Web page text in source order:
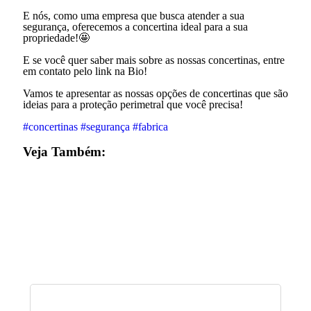
E nós, como uma empresa que busca atender a sua
segurança, oferecemos a concertina ideal para a sua
propriedade!🤩
E se você quer saber mais sobre as nossas concertinas, entre
em contato pelo link na Bio!
Vamos te apresentar as nossas opções de concertinas que são
ideias para a proteção perimetral que você precisa!
#concertinas #segurança #fabrica
Veja Também: